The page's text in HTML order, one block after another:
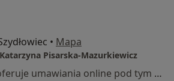
• Mapa
Pisarska-Mazurkiewicz
Specjalista nie oferuje umawiania online pod tym adresem.